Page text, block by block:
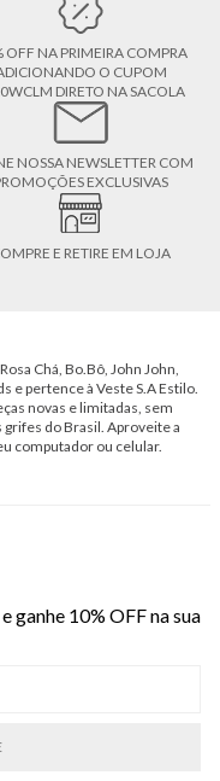
OFF NA PRIMEIRA COMPRA
O CUPOM
DIRETO NA SACOLA
NOSSA NEWSLETTER COM
EXCLUSIVAS
E RETIRE EM LOJA
Chá, Bo.Bô, John John,
e pertence à Veste S.A Estilo.
novas e limitadas, sem
do Brasil. Aproveite a
computador ou celular.
ganhe 10% OFF na sua